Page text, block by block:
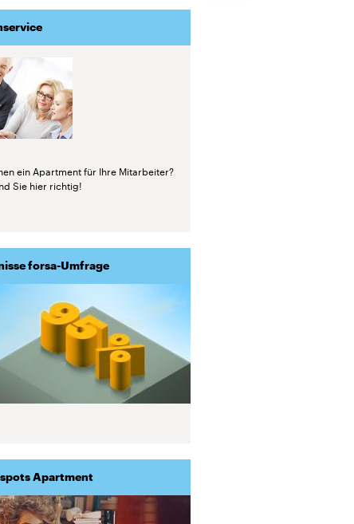
ein Apartment für Ihre Mitarbeiter?
Sie hier richtig!
forsa-Umfrage
Apartment